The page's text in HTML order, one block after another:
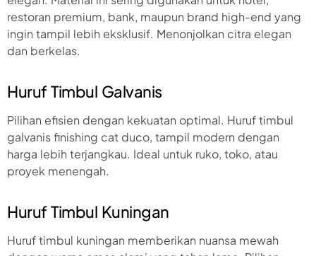
restoran premium, bank, maupun brand high-end yang
ingin tampil lebih eksklusif. Menonjolkan citra elegan
dan berkelas.
Huruf Timbul Galvanis
Pilihan efisien dengan kekuatan optimal. Huruf timbul
galvanis finishing cat duco, tampil modern dengan
harga lebih terjangkau. Ideal untuk ruko, toko, atau
proyek menengah.
Huruf Timbul Kuningan
Huruf timbul kuningan memberikan nuansa mewah